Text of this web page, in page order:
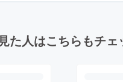
た人はこちらもチ